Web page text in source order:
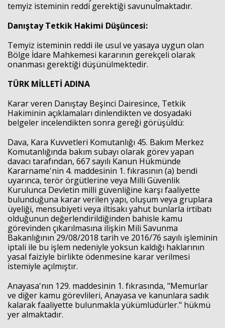
temyiz isteminin reddi gerektiği savunulmaktadır.
Danıştay Tetkik Hakimi Düşüncesi:
Temyiz isteminin reddi ile usul ve yasaya uygun olan
Bölge İdare Mahkemesi kararının gerekçeli olarak
onanması gerektiği düşünülmektedir.
TÜRK MİLLETİ ADINA
Karar veren Danıştay Beşinci Dairesince, Tetkik
Hakiminin açıklamaları dinlendikten ve dosyadaki
belgeler incelendikten sonra gereği görüşüldü:
Dava, Kara Kuvvetleri Komutanlığı 45. Bakım Merkez
Komutanlığında bakım subayı olarak görev yapan
davacı tarafından, 667 sayılı Kanun Hükmünde
Kararname'nin 4. maddesinin 1. fıkrasının (a) bendi
uyarınca, terör örgütlerine veya Milli Güvenlik
Kurulunca Devletin milli güvenliğine karşı faaliyette
bulunduğuna karar verilen yapı, oluşum veya gruplara
üyeliği, mensubiyeti veya iltisakı yahut bunlarla irtibatı
olduğunun değerlendirildiğinden bahisle kamu
görevinden çıkarılmasına ilişkin Mili Savunma
Bakanlığının 29/08/2018 tarih ve 2016/76 sayılı işleminin
iptali ile bu işlem nedeniyle yoksun kaldığı haklarının
yasal faiziyle birlikte ödenmesine karar verilmesi
istemiyle açılmıştır.
Anayasa'nın 129. maddesinin 1. fıkrasında, "Memurlar
ve diğer kamu görevlileri, Anayasa ve kanunlara sadık
kalarak faaliyette bulunmakla yükümlüdürler." hükmü
yer almaktadır.